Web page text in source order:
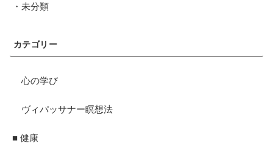
・未分類
カテゴリー
心の学び
ヴィパッサナー瞑想法
■ 健康